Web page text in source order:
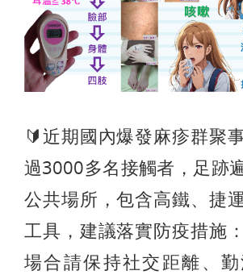
🔰近期國內爆發麻疹群聚
過3000多名接觸者，足跡
公共場所，包含高鐵、捷
工具，建議落實防疫措施
場合請保持社交距離、